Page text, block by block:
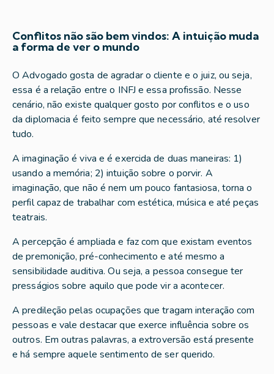
Conflitos não são bem vindos: A intuição muda
a forma de ver o mundo
O Advogado gosta de agradar o cliente e o juiz, ou seja,
essa é a relação entre o INFJ e essa profissão. Nesse
cenário, não existe qualquer gosto por conflitos e o uso
da diplomacia é feito sempre que necessário, até resolver
tudo.
A imaginação é viva e é exercida de duas maneiras: 1)
usando a memória; 2) intuição sobre o porvir. A
imaginação, que não é nem um pouco fantasiosa, torna o
perfil capaz de trabalhar com estética, música e até peças
teatrais.
A percepção é ampliada e faz com que existam eventos
de premonição, pré-conhecimento e até mesmo a
sensibilidade auditiva. Ou seja, a pessoa consegue ter
presságios sobre aquilo que pode vir a acontecer.
A predileção pelas ocupações que tragam interação com
pessoas e vale destacar que exerce influência sobre os
outros. Em outras palavras, a extroversão está presente
e há sempre aquele sentimento de ser querido.